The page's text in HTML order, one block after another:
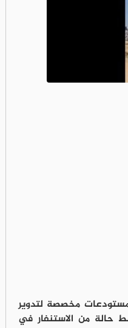
مستودعات مخصصة لتدوير
حالة من الاستنفار في